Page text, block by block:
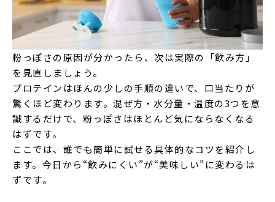
粉っぽさの原因が分かったら、次は実際の「飲み方」
を見直しましょう。
プロテインはほんの少しの手順の違いで、口当たりが
驚くほど変わります。混ぜ方・水分量・温度の3つを意
識するだけで、粉っぽさはほとんど気にならなくなる
はずです。
ここでは、誰でも簡単に試せる具体的なコツを紹介し
ます。今日から“飲みにくい”が“美味しい”に変わるは
ずです。